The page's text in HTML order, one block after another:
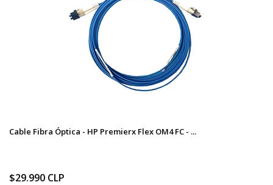
Cable Fibra Óptica - HP Premierx Flex OM4 FC - ...
$29.990 CLP